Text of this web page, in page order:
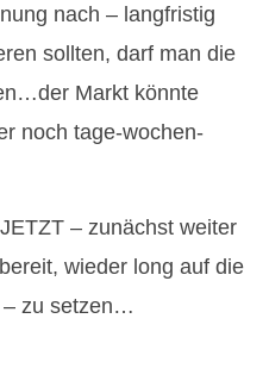
nach – langfristig
sollten, darf man die
Markt könnte
noch tage-wochen-
– zunächst weiter
wieder long auf die
– zu setzen…